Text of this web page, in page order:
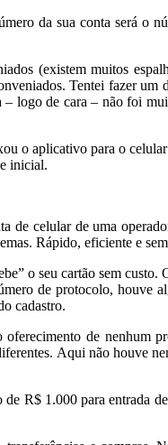
da sua conta será o
(existem muitos
Tentei fazer
logo de cara – não foi
o aplicativo para o
inicial.
de celular de uma
Rápido, eficiente e
o seu cartão sem custo.
de protocolo, houve
cadastro.
de nenhum
Aqui não houve
R$ 1.000 para entrada